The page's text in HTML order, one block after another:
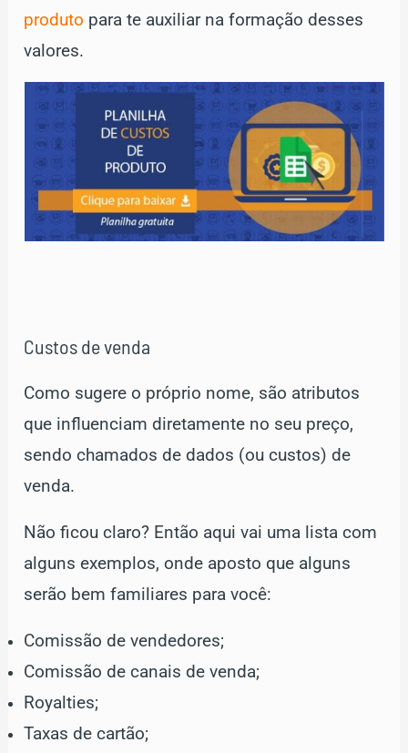
produto para te auxiliar na formação desses
valores.
Custos de venda
Como sugere o próprio nome, são atributos
que influenciam diretamente no seu preço,
sendo chamados de dados (ou custos) de
venda.
Não ficou claro? Então aqui vai uma lista com
alguns exemplos, onde aposto que alguns
serão bem familiares para você:
Comissão de vendedores;
Comissão de canais de venda;
Royalties;
Taxas de cartão;